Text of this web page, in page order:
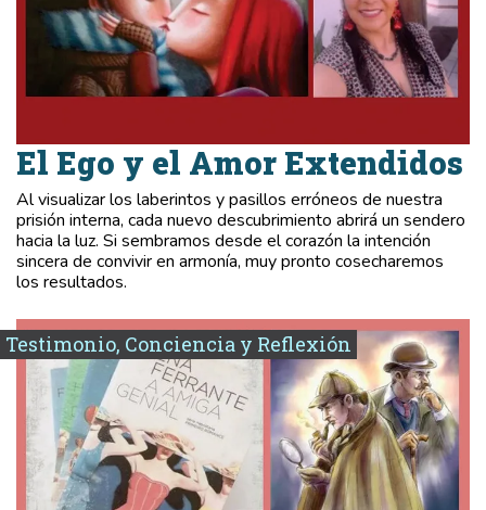
El Ego y el Amor Extendidos
Al visualizar los laberintos y pasillos erróneos de nuestra
prisión interna, cada nuevo descubrimiento abrirá un sendero
hacia la luz. Si sembramos desde el corazón la intención
sincera de convivir en armonía, muy pronto cosecharemos
los resultados.
Testimonio, Conciencia y Reflexión